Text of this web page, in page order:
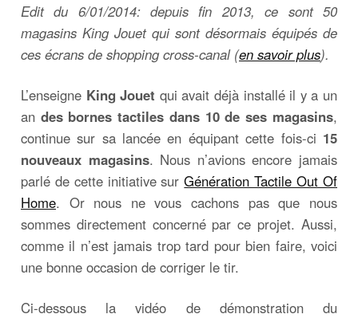
Edit du 6/01/2014: depuis fin 2013, ce sont 50
magasins King Jouet qui sont désormais équipés de
ces écrans de shopping cross-canal (en savoir plus).
L’enseigne King Jouet qui avait déjà installé il y a un
an des bornes tactiles dans 10 de ses magasins,
continue sur sa lancée en équipant cette fois-ci 15
nouveaux magasins. Nous n’avions encore jamais
parlé de cette initiative surGénération Tactile Out Of
Home. Or nous ne vous cachons pas que nous
sommes directement concerné par ce projet. Aussi,
comme il n’est jamais trop tard pour bien faire, voici
une bonne occasion de corriger le tir.
Ci-dessous la vidéo de démonstration du